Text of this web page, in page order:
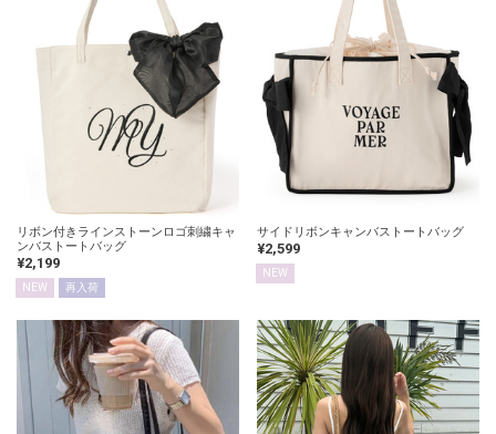
リボン付きラインストーンロゴ刺繍キャ
ンバストートバッグ
¥2,199
NEW 再入荷
サイドリボンキャンバストートバッグ
¥2,599
NEW